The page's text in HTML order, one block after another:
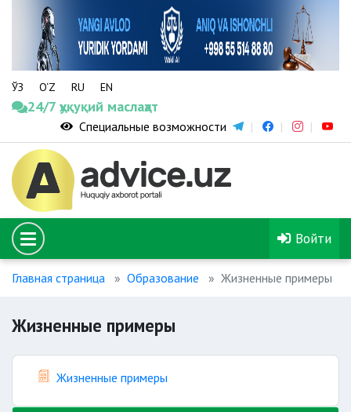
ЎЗ O‘Z RU EN
24/7 ҳуқуқий маслаҳат
Специальные возможности
Войти
Главная страница Образование Жизненные примеры
Жизненные примеры
Жизненные примеры